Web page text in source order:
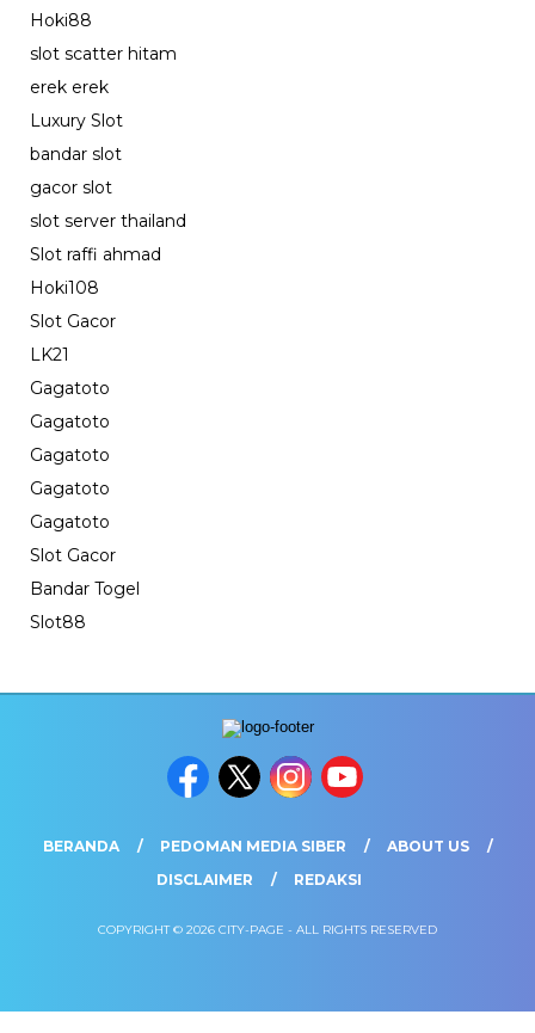
Hoki88
slot scatter hitam
erek erek
Luxury Slot
bandar slot
gacor slot
slot server thailand
Slot raffi ahmad
Hoki108
Slot Gacor
LK21
Gagatoto
Gagatoto
Gagatoto
Gagatoto
Gagatoto
Slot Gacor
Bandar Togel
Slot88
BERANDA PEDOMAN MEDIA SIBER
ABOUT US
DISCLAIMER
REDAKSI
COPYRIGHT © 2026 CITY-PAGE - ALL RIGHTS RESERVED